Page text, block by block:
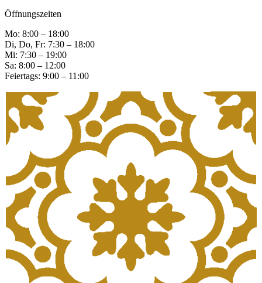
Öffnungszeiten
Mo: 8:00 – 18:00
Di, Do, Fr: 7:30 – 18:00
Mi: 7:30 – 19:00
Sa: 8:00 – 12:00
Feiertags: 9:00 – 11:00